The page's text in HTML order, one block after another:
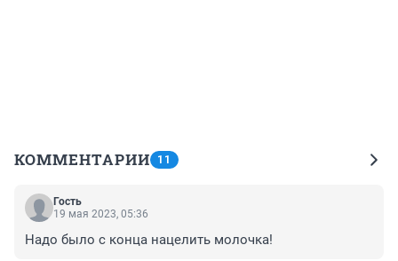
КОММЕНТАРИИ 11
Гость
19 мая 2023, 05:36
Надо было с конца нацелить молочка!